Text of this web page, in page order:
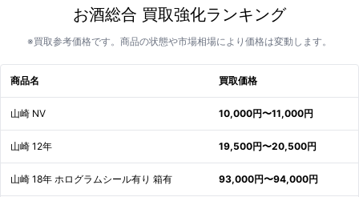
お酒総合 買取強化ランキング
※買取参考価格です。商品の状態や市場相場により価格は変動します。
商品名 買取価格
山崎 NV 10,000円〜11,000円
山崎 12年 19,500円〜20,500円
山崎 18年 ホログラムシール有り 箱有 93,000円〜94,000円